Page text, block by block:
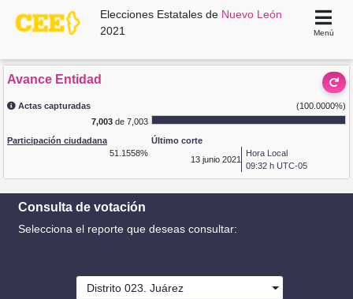
Elecciones Estatales de Nuevo León
2021
Menú
Avance Entidad
Actas capturadas
(100.0000%)
7,003de 7,003
Participación ciudadana
51.1558%
Último corte
13 junio 2021
Hora Local
09:32 h UTC-05
Consulta de votación
Selecciona el reporte que deseas consultar:
Distrito 023. Juárez